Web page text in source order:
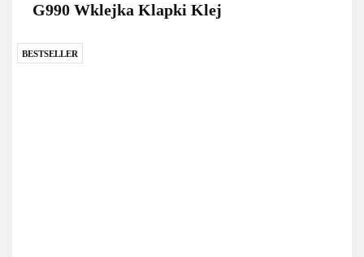
G990 Wklejka Klapki Klej
BESTSELLER